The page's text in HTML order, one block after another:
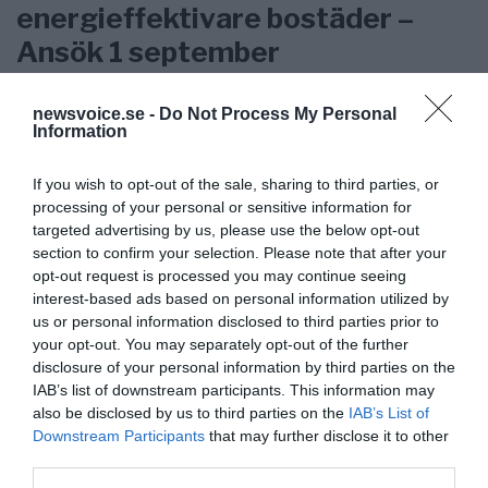
newsvoice.se - Do Not Process My Personal
Information
If you wish to opt-out of the sale, sharing to third parties, or
processing of your personal or sensitive information for
targeted advertising by us, please use the below opt-out
section to confirm your selection. Please note that after your
opt-out request is processed you may continue seeing
interest-based ads based on personal information utilized by
us or personal information disclosed to third parties prior to
your opt-out. You may separately opt-out of the further
disclosure of your personal information by third parties on the
IAB’s list of downstream participants. This information may
also be disclosed by us to third parties on the IAB’s List of
Downstream Participants that may further disclose it to other
energieffektivare bostäder –
Ansök 1 september
KREAPRENÖR
Tankesmedjan Kreaprenör: En
plan för Sverige är redan